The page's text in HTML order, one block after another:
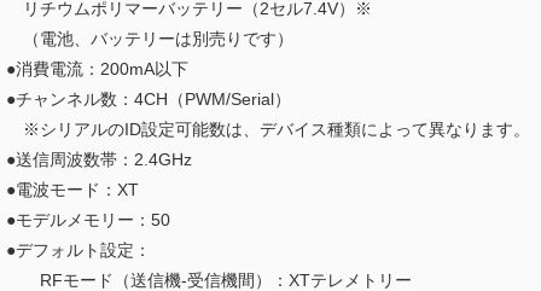
リチウムポリマーバッテリー（2セル7.4V）※
（電池、バッテリーは別売りです）
●消費電流：200mA以下
●チャンネル数：4CH（PWM/Serial）
※シリアルのID設定可能数は、デバイス種類によって異なります。
●送信周波数帯：2.4GHz
●電波モード：XT
●モデルメモリー：50
●デフォルト設定：
RFモード（送信機-受信機間）：XTテレメトリー